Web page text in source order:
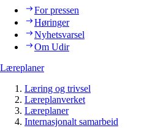
For pressen
Høringer
Nyhetsvarsel
Om Udir
Læreplaner
Læring og trivsel
Læreplanverket
Læreplaner
Internasjonalt samarbeid